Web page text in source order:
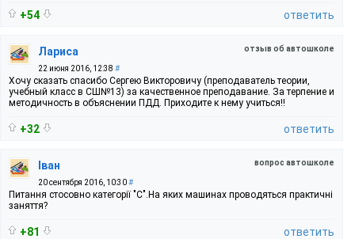
+54 ответить
отзыв об автошколе
Лариса
22 июня 2016, 12:38 #
Хочу сказать спасибо Сергею Викторовичу (преподаватель теории,
учебный класс в СШ№13) за качественное преподавание. За терпение и
методичность в объяснении ПДД. Приходите к нему учиться!!
+32 ответить
вопрос автошколе
Іван
20 сентября 2016, 10:30#
Питання стосовно категорії "С".На яких машинах проводяться практичні
заняття?
+81 ответить